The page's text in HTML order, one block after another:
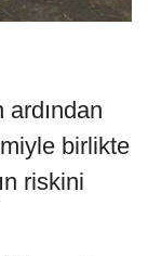
ardından
birlikte
riskini